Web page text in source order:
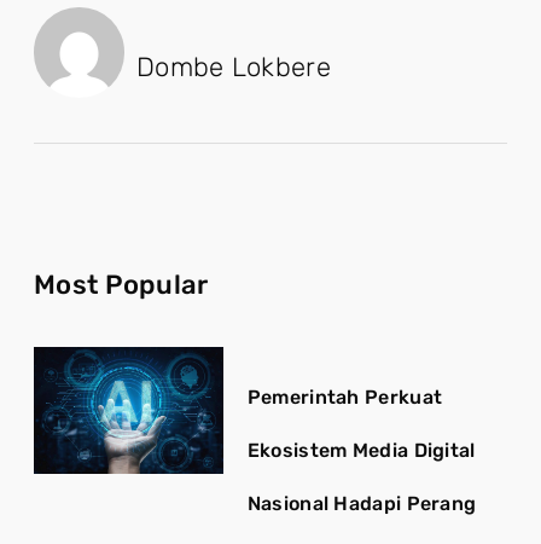
Dombe Lokbere
Most Popular
Pemerintah Perkuat
Ekosistem Media Digital
Nasional Hadapi Perang